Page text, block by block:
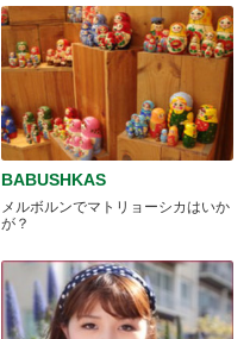
BABUSHKAS
メルボルンでマトリョーシカはいか
が？